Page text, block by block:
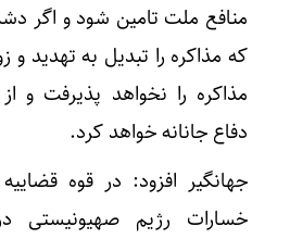
منافع ملت تامین شود و اگر
که مذاکره را تبدیل به تهدید و
مذاکره را نخواهد پذیرفت و
دفاع جانانه خواهد کرد.
جهانگیر افزود: در قوه
خسارات رژیم